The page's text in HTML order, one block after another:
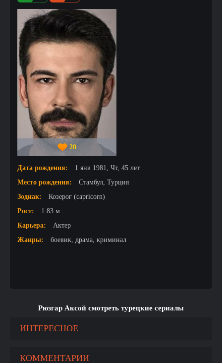
20
Дата рождения:
1 янв 1981, Чт, 45 лет
Место рождения:
Стамбул, Турция
Зодиак:
Козерог (capricorn)
Рост:
1.83 м
Карьера:
Актер
Жанры:
боевик, драма, криминал
Рюзгар Аксой смотреть турецкие сериалы
ИНТЕРЕСНОЕ
КОММЕНТАРИИ